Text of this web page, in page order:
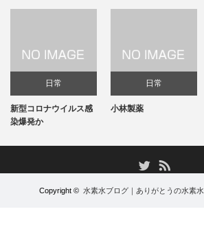
日常
新型コロナウイルス感
染爆発か
日常
小林製薬
Twitter
Copyright © 水素水ブログ｜ありがとうの水素水